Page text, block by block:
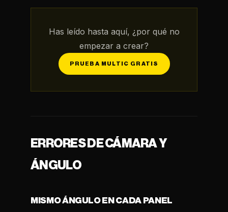
Has leído hasta aquí, ¿por qué no
empezar a crear?
PRUEBA MULTIC GRATIS
ERRORES DE CÁMARA Y
ÁNGULO
MISMO ÁNGULO EN CADA PANEL